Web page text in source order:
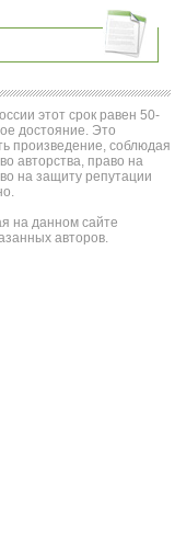
этот срок равен 50-
достояние. Это
произведение, соблюдая
авторства, право на
на защиту репутации
на данном сайте
авторов.